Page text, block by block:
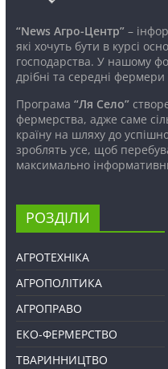
“News Агро-Центр”–
які хочуть бути в курсі
господарства. У нашому
дрібні та середні фермери
Програма “Ля Село”
фермерства, адже саме
країну на шляху до
зроблять усе, щоб
максимально
РОЗДІЛИ
АГРОТЕХНІКА
АГРОПОЛІТИКА
АГРОПРАВО
ЕКО-ФЕРМЕРСТВО
ТВАРИННИЦТВО